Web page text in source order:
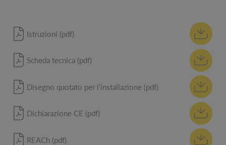
Istruzioni (pdf)
Scheda tecnica (pdf)
Disegno quotato per l’installazione (pdf)
Dichiarazione CE (pdf)
REACh (pdf)